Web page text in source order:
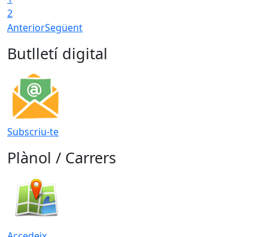
2
AnteriorSegüent
Butlletí digital
Subscriu-te
Plànol / Carrers